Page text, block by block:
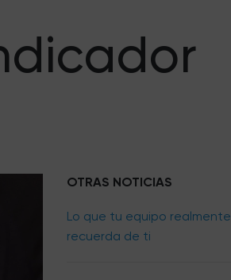
OTRAS NOTICIAS
Lo que tu equipo realmente
recuerda de ti